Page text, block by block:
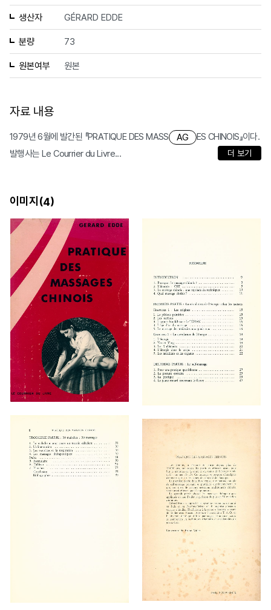
생산자 GÉRARD EDDE
분량 73
원본여부 원본
자료 내용
1979년 6월에 발간된 『PRATIQUE DES MASS AG
ES CHINOIS』이다.
발행사는 Le Courrier du Livre...
더 보기
이미지(4)